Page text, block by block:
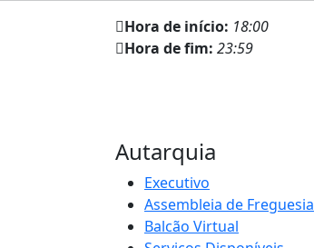
Hora de início: 18:00
Hora de fim: 23:59
Autarquia
Executivo
Assembleia de Freguesia
Balcão Virtual